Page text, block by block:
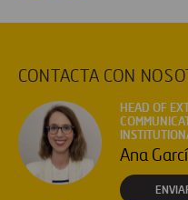
CONTACTA CON
HEAD OF
Ana